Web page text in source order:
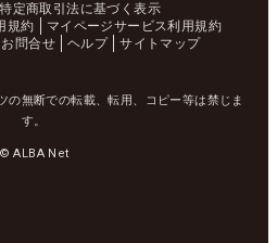
特定商取引法に基づく表示
規約
マイページサービス利用規約
お問合せ ヘルプ サイトマップ
の無断での転載、転用、コピー等は禁じま
す。
© ALBA Net